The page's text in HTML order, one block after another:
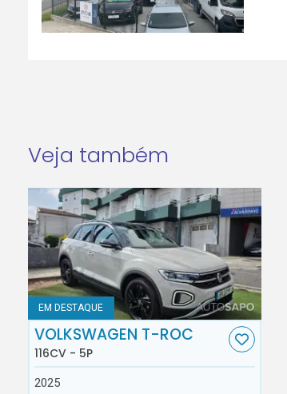
Veja também
EM DESTAQUE
VOLKSWAGEN T-ROC
116CV - 5P
2025